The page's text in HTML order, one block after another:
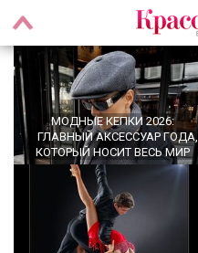
МОДНЫЕ КЕПКИ 2026:
ГЛАВНЫЙ АКСЕССУАР ГОДА,
КОТОРЫЙ НОСИТ ВЕСЬ МИР